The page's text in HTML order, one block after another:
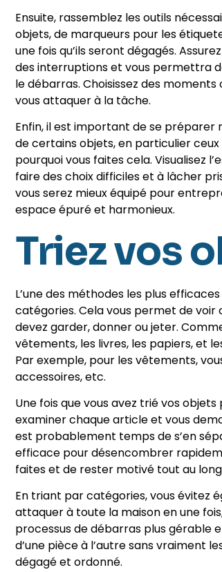
Ensuite, rassemblez les outils
objets, de marqueurs pour les
une fois qu’ils seront dégagés.
des interruptions et vous permettra
le débarras. Choisissez des
vous attaquer à la tâche.
Enfin, il est important de se
de certains objets, en particulier
pourquoi vous faites cela. Visualisez
faire des choix difficiles et à lâcher
vous serez mieux équipé pour
espace épuré et harmonieux.
Triez vos
L’une des méthodes les plus
catégories. Cela vous permet de
devez garder, donner ou jeter.
vêtements, les livres, les papiers, et
Par exemple, pour les vêtements,
accessoires, etc.
Une fois que vous avez trié vos
examiner chaque article et vous
est probablement temps de s’en
efficace pour désencombrer
faites et de rester motivé tout au
En triant par catégories, vous évitez
attaquer à toute la maison en une
processus de débarras plus gérable
d’une pièce à l’autre sans vraiment
dégagé et ordonné.